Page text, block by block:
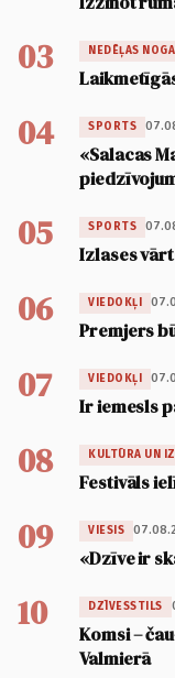
03 NEDĒĻAS
04 SPORTS
«Salacas
05 SPORTS
Izlases
06 VIEDOKĻI
Premjers
07 VIEDOKĻI
Ir iemesls
08 KULTŪRA UN
Festivāls
09 VIESIS
«Dzīve ir
10 DZĪVESSTILS
Komsi –
Valmierā